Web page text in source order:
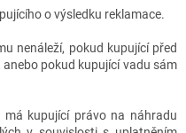
o výsledku reklamace.
nenáleží, pokud kupující před
anebo pokud kupující vadu sám
má kupující právo na náhradu